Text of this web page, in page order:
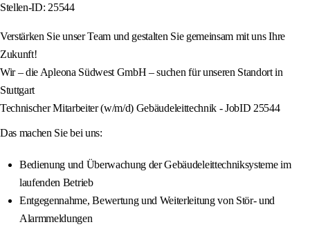
Stellen-ID: 25544
Verstärken Sie unser Team und gestalten Sie gemeinsam mit uns Ihre
Zukunft!
Wir – die Apleona Südwest GmbH – suchen für unseren Standort in
Stuttgart
Technischer Mitarbeiter (w/m/d) Gebäudeleittechnik - JobID 25544
Das machen Sie bei uns:
Bedienung und Überwachung der Gebäudeleittechniksysteme im
laufenden Betrieb
Entgegennahme, Bewertung und Weiterleitung von Stör- und
Alarmmeldungen